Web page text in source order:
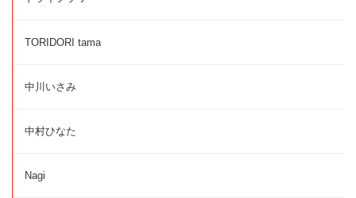
TORIDORI tama
中川いさみ
中村ひなた
Nagi